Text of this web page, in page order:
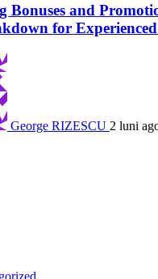
Bonuses and
for
George RIZESCU 2 luni